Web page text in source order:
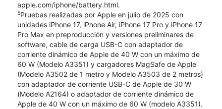
apple.com/iphone/battery.html.
5Pruebas realizadas por Apple en julio de 2025 con
unidades iPhone 17, iPhone Air, iPhone 17 Pro y iPhone 17
Pro Max en preproducción y versiones preliminares de
software, cable de carga USB-C con adaptador de
corriente dinámico de Apple de 40 W con un máximo de
60 W (Modelo A3351) y cargadores MagSafe de Apple
(Modelo A3502 de 1 metro y Modelo A3503 de 2 metros)
con adaptador de corriente USB-C de Apple de 30 W
(Modelo A2164) o adaptador de corriente dinámico de
Apple de 40 W con un máximo de 60 W (modelo A3351).